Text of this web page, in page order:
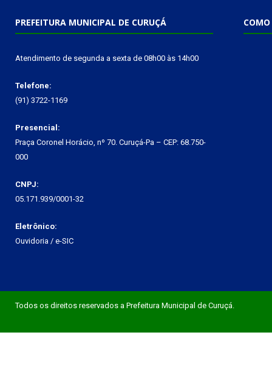
PREFEITURA MUNICIPAL DE CURUÇÁ
Atendimento de segunda a sexta de 08h00 às 14h00
Telefone:
(91) 3722-1169
Presencial:
Praça Coronel Horácio, nº 70. Curuçá-Pa – CEP: 68.750-
000
CNPJ:
05.171.939/0001-32
Eletrônico:
Ouvidoria / e-SIC
COMO
Todos os direitos reservados a Prefeitura Municipal de Curuçá.